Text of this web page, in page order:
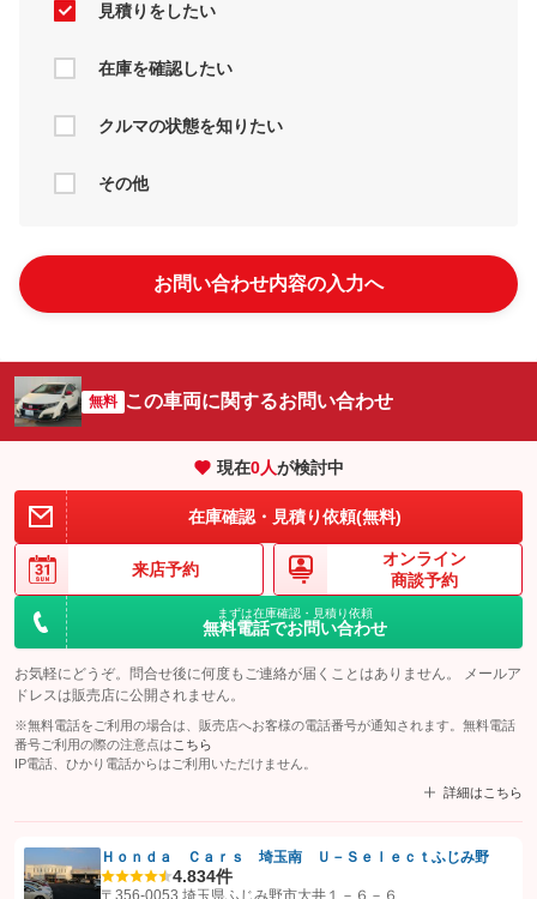
見積りをしたい
在庫を確認したい
クルマの状態を知りたい
その他
お問い合わせ内容の入力へ
無料 この車両に関するお問い合わせ
現在0人が検討中
在庫確認・見積り依頼(無料)
来店予約
オンライン
商談予約
まずは在庫確認・見積り依頼
無料電話でお問い合わせ
お気軽にどうぞ。問合せ後に何度もご連絡が届くことはありません。 メールア
ドレスは販売店に公開されません。
※無料電話をご利用の場合は、販売店へお客様の電話番号が通知されます。無料電話
番号ご利用の際の注意点は こちら
IP電話、ひかり電話からはご利用いただけません。
詳細はこちら
【STEP1】 認証画面でグーネットを友だち追加してから「許可する」ボタンを押
Ｈｏｎｄａ Ｃａｒｓ 埼玉南 Ｕ－Ｓｅｌｅｃｔふじみ野
4.834件
〒356-0053 埼玉県ふじみ野市大井１－６－６